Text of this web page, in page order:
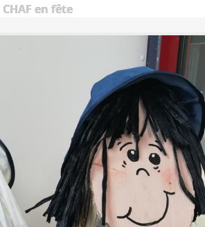
CHAF en fête